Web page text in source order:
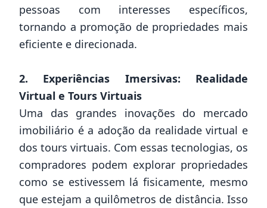
pessoas com interesses específicos,
tornando a promoção de propriedades mais
eficiente e direcionada.
2. Experiências Imersivas: Realidade
Virtual e Tours Virtuais
Uma das grandes inovações do mercado
imobiliário é a adoção da realidade virtual e
dos tours virtuais. Com essas tecnologias, os
compradores podem explorar propriedades
como se estivessem lá fisicamente, mesmo
que estejam a quilômetros de distância. Isso